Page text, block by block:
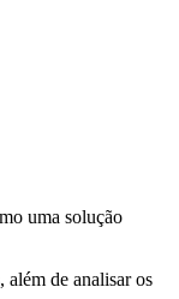
uma solução
além de analisar os